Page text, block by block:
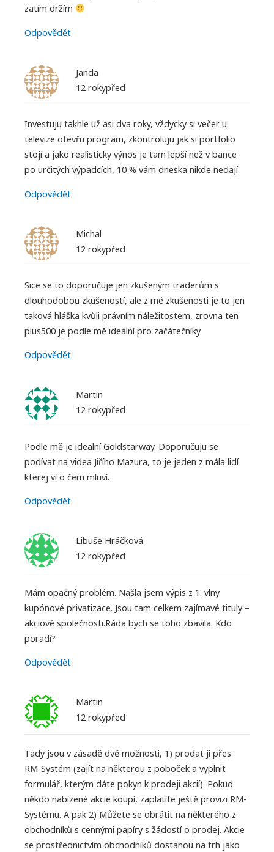
zatím držím
Odpovědět
Janda
12 rokypřed
Investuju takhle už asi dva roky, vždycky si večer u
televize otevřu program, zkontroluju jak si portfolio
stojí a jako realisticky výnos je tam lepší než v bance
po určitých výpadcích, 10 % vám dneska nikde nedají
Odpovědět
Michal
12 rokypřed
Sice se to doporučuje jen zkušeným traderům s
dlouhodobou zkušeností, ale z mé zkušenosti je to jen
taková hláška kvůli právním náležitostem, zrovna ten
plus500 je podle mě ideální pro začátečníky
Odpovědět
Martin
12 rokypřed
Podle mě je idealní Goldstarway. Doporučuju se
podívat na videa Jiřího Mazura, to je jeden z mála lidí
kterej ví o čem mluví.
Odpovědět
Libuše Hráčková
12 rokypřed
Mám opačný problém. Našla jsem výpis z 1. vlny
kupónové privatizace. Jsou tam celkem zajímavé tituly –
akciové společnosti.Ráda bych se toho zbavila. Kdo
poradí?
Odpovědět
Martin
12 rokypřed
Tady jsou v zásadě dvě možnosti, 1) prodat ji přes
RM-Systém (zajít na některou z poboček a vyplnit
formulář, kterým dáte pokyn k prodeji akcií). Pokud
někdo nabízené akcie koupí, zaplatíte ještě provizi RM-
Systému. A pak 2) Můžete se obrátit na některého z
obchodníků s cennými papíry s žádostí o prodej. Akcie
se prostřednictvím obchodníků dostanou na trh jako